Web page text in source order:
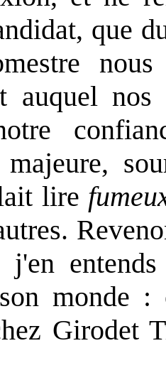
que
auquel
majeure,
lire
monde
Girodet